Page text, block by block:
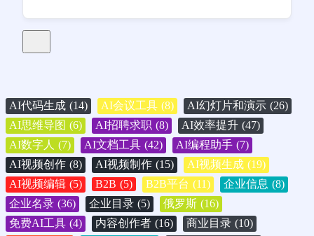
AI代码生成 (14) AI会议工具 (8) AI幻灯片和演示 (26)
AI思维导图 (6) AI招聘求职 (8) AI效率提升 (47)
AI数字人 (7) AI文档工具 (42) AI编程助手 (7)
AI视频创作 (8) AI视频制作 (15) AI视频生成 (19)
AI视频编辑 (5) B2B (5) B2B平台 (11) 企业信息 (8)
企业名录 (36) 企业目录 (5) 俄罗斯 (16)
免费AI工具 (4) 内容创作者 (16) 商业目录 (10)